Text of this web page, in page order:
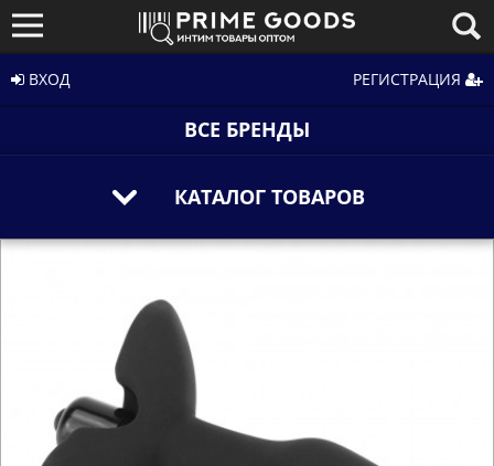
ВХОД РЕГИСТРАЦИЯ
ВСЕ БРЕНДЫ
КАТАЛОГ ТОВАРОВ